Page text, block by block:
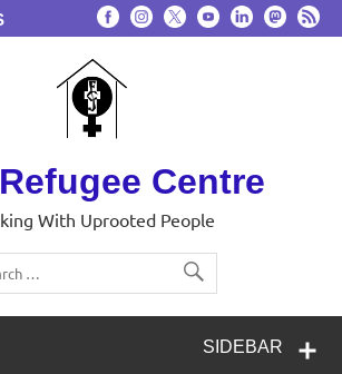
Centre
With Uprooted People
SIDEBAR